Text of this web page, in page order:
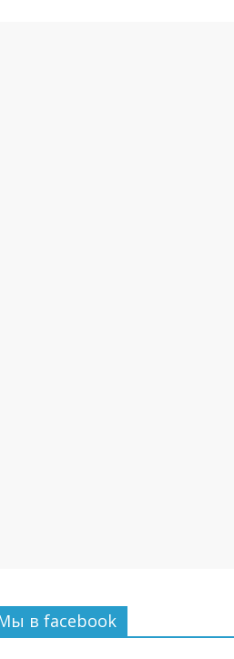
в facebook